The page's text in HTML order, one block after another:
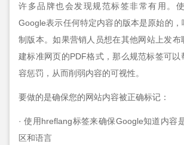
许多品牌也会发现规范标签非常有用。
Google表示任何特定内容的版本是原始的，
制版本。如果营销人员想在其他网站上发布
建标准网页的PDF格式，那么规范标签可以
容惩罚，从而削弱内容的可视性。
要做的是确保您的网站内容被正确标记：
· 使用hreflang标签来确保Google知道内容
区和语言